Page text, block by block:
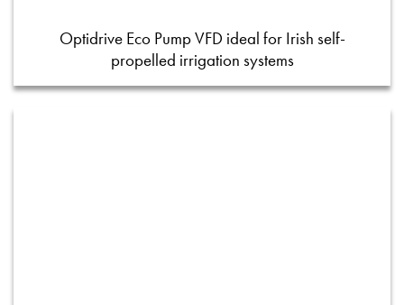
Optidrive Eco Pump VFD ideal for Irish self-
propelled irrigation systems